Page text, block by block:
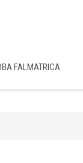
FALMATRICA